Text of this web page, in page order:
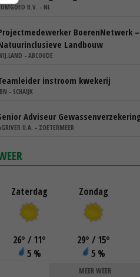
B.V. - NL
BoerenNetwerk –
Landbouw
- ABCOUDE
instroom kwekerij
- SCHAIJK
Adviseur
U.A. - ZOETERMEER
Zaterdag
26° / 11°
5 %
Zondag
29° / 15°
5 %
MEER WEER